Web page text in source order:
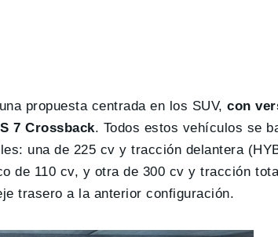
propuesta centrada en los SUV, con
7 Crossback. Todos estos vehículos se
una de 225 cv y tracción delantera
de 110 cv, y otra de 300 cv y tracción
trasero a la anterior configuración.